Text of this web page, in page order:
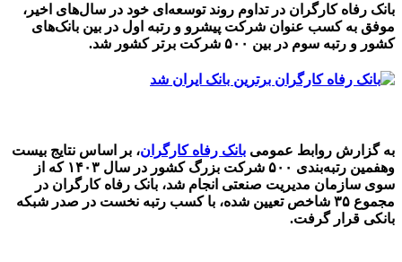
بانک رفاه کارگران در تداوم روند توسعه‌ای خود در سال‌های اخیر،
موفق به کسب عنوان شرکت پیشرو و رتبه اول در بین بانک‌های
کشور و رتبه سوم در بین ۵۰۰ شرکت برتر کشور شد.
به گزارش روابط عمومی بانک رفاه کارگران، بر اساس نتایج بیست‌
وهفمین رتبه‌بندی ۵۰۰ شرکت بزرگ کشور در سال ۱۴۰۳ که از
سوی سازمان مدیریت صنعتی انجام شد‌، بانک رفاه کارگران در
مجموع ۳۵ شاخص تعیین شده‌، با کسب رتبه نخست در صدر شبکه
بانکی قرار گرفت.